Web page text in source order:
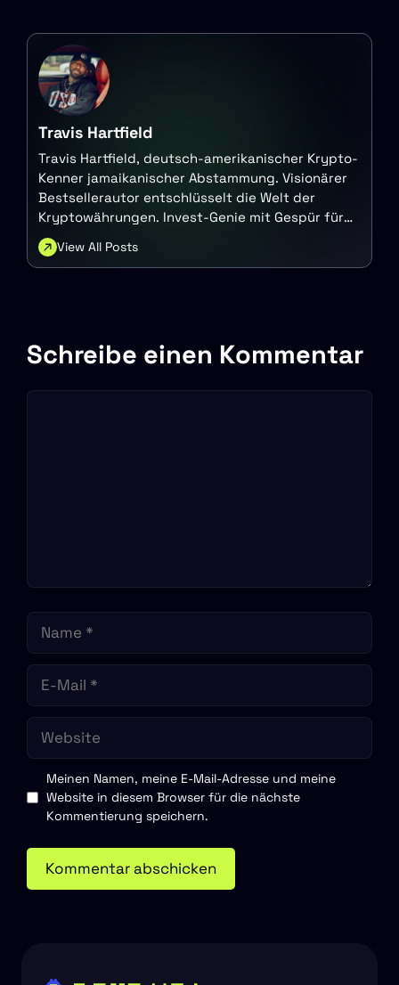
Travis Hartfield
Travis Hartfield, deutsch-amerikanischer Krypto-
Kenner jamaikanischer Abstammung. Visionärer
Bestsellerautor entschlüsselt die Welt der
Kryptowährungen. Invest-Genie mit Gespür für
die nächste große Blockchain-Sache.
View All Posts
Schreibe einen Kommentar
Kommentar
Name
E-
Mail
Website
Meinen Namen, meine E-Mail-Adresse und meine
Website in diesem Browser für die nächste
Kommentierung speichern.